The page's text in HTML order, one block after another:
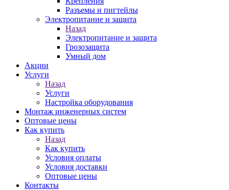
Разъемы и пигтейлы
Электропитание и защита
Назад
Электропитание и защита
Грозозащита
Умный дом
Акции
Услуги
Назад
Услуги
Настройка оборудования
Монтаж инженерных систем
Оптовые цены
Как купить
Назад
Как купить
Условия оплаты
Условия доставки
Оптовые цены
Контакты